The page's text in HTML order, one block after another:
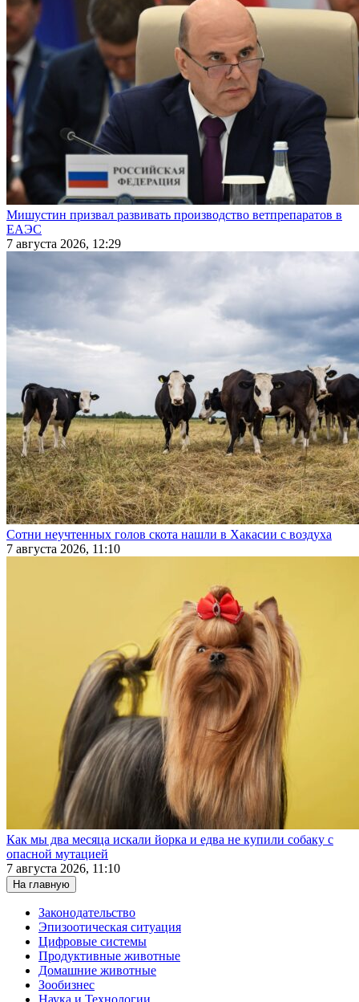
Мишустин призвал развивать производство ветпрепаратов в
ЕАЭС
7 августа 2026, 12:29
Сотни неучтенных голов скота нашли в Хакасии с воздуха
7 августа 2026, 11:10
Как мы два месяца искали йорка и едва не купили собаку с
опасной мутацией
7 августа 2026, 11:10
На главную
Законодательство
Эпизоотическая ситуация
Цифровые системы
Продуктивные животные
Домашние животные
Зообизнес
Наука и Технологии